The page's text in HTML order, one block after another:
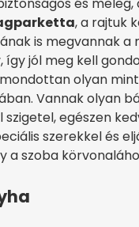
, a rajtuk
is megvannak a
jól meg kell
olyan
Vannak olyan
egészen
szerekkel és
a szoba